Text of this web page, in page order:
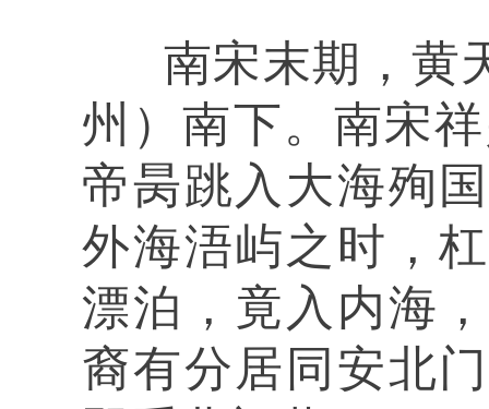
南宋末期，黄
州）南下。南宋
帝昺跳入大海殉
外海浯屿之时，
漂泊，竟入内海
裔有分居同安北